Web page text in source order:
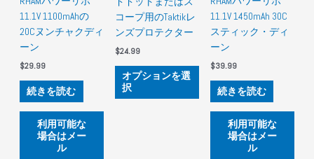
11.1V 1100mAhの
20Cヌンチャクディ
ーン
$29.99
続きを読む
利用可能な
場合はメー
ル
コープ用のTaktikレ
ンズプロテクター
$24.99
オプションを選
択
こ
商
11.1V 1450mAh 30C
スティック・ディ
ーン
$39.99
続きを読む
利用可能な
場合はメー
ル